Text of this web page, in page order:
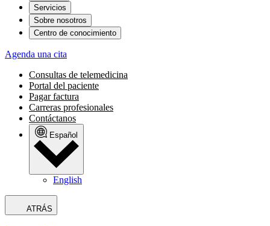
Servicios
Sobre nosotros
Centro de conocimiento
Agenda una cita
Consultas de telemedicina
Portal del paciente
Pagar factura
Carreras profesionales
Contáctanos
Español
English
ATRÁS